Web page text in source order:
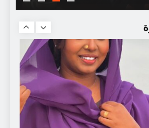
الفكر المعاصر/د زكرياء